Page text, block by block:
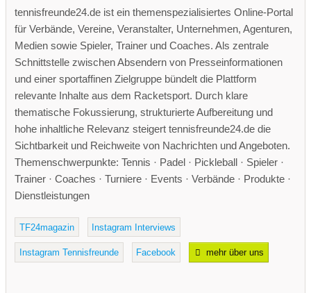
tennisfreunde24.de ist ein themenspezialisiertes Online-Portal
für Verbände, Vereine, Veranstalter, Unternehmen, Agenturen,
Medien sowie Spieler, Trainer und Coaches. Als zentrale
Schnittstelle zwischen Absendern von Presseinformationen
und einer sportaffinen Zielgruppe bündelt die Plattform
relevante Inhalte aus dem Racketsport. Durch klare
thematische Fokussierung, strukturierte Aufbereitung und
hohe inhaltliche Relevanz steigert tennisfreunde24.de die
Sichtbarkeit und Reichweite von Nachrichten und Angeboten.
Themenschwerpunkte: Tennis · Padel · Pickleball · Spieler ·
Trainer · Coaches · Turniere · Events · Verbände · Produkte ·
Dienstleistungen
TF24magazin Instagram Interviews
Instagram Tennisfreunde Facebook mehr über uns